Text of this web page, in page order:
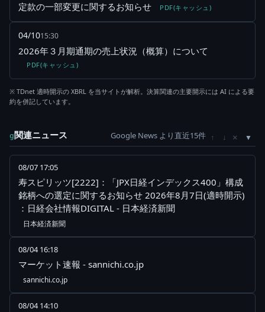
定款の一部変更に関するお知らせ PDF(キャッシュ)
04/1015:30
2026年３月期通期の売上状況（概算）について
PDF(キャッシュ)
※ TDnet 適時開示の XBRL を当サイトが解析。決算関連の主要開示には AI による要
約を併記しています。
g関連ニュース Google News より直近15件 ↑ ↓ ×
08/07 17:05
寿スピリッツ[2222]：「JPX日経インデックス400」構成
銘柄への選定に関するお知らせ 2026年8月7日(適時開示)
：日経会社情報DIGITAL - 日本経済新聞
日本経済新聞
08/04 16:18
マーケット速報 - sannichi.co.jp
sannichi.co.jp
08/04 14:10